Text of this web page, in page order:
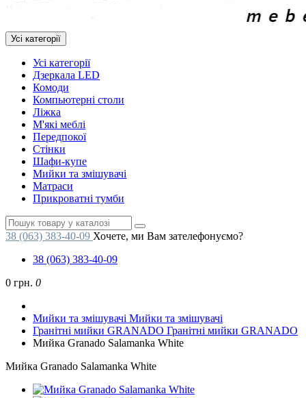
Усі категорії
Усі категорії
Дзеркала LED
Комоди
Компьютерні столи
Ліжка
М'які меблі
Передпокої
Стінки
Шафи-купе
Мийки та змішувачі
Матраси
Прикроватні тумби
38 (063) 383-40-09 Хочете, ми Вам зателефонуємо?
38 (063) 383-40-09
0 грн. 0
Мийки та змішувачі Мийки та змішувачі
Гранітні мийки GRANADO Гранітні мийки GRANADO
Мийка Granado Salamanka White
Мийка Granado Salamanka White